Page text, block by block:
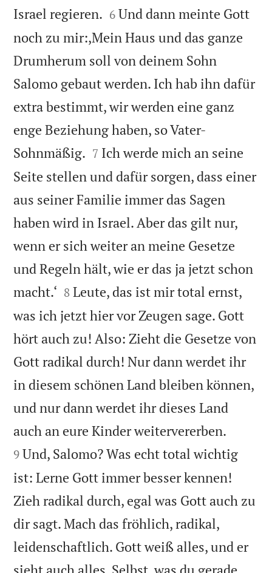
Israel regieren. 

6 Und dann meinte Gott
noch zu mir:,Mein Haus und das ganze
Drumherum soll von deinem Sohn
Salomo gebaut werden. Ich hab ihn dafür
extra bestimmt, wir werden eine ganz
enge Beziehung haben, so Vater-
Sohnmäßig. 

7 Ich werde mich an seine
Seite stellen und dafür sorgen, dass einer
aus seiner Familie immer das Sagen
haben wird in Israel. Aber das gilt nur,
wenn er sich weiter an meine Gesetze
und Regeln hält, wie er das ja jetzt schon
macht.‘ 

8 Leute, das ist mir total ernst,
was ich jetzt hier vor Zeugen sage. Gott
hört auch zu! Also: Zieht die Gesetze von
Gott radikal durch! Nur dann werdet ihr
in diesem schönen Land bleiben können,
und nur dann werdet ihr dieses Land
auch an eure Kinder weitervererben.
9 Und, Salomo? Was echt total wichtig
ist: Lerne Gott immer besser kennen!
Zieh radikal durch, egal was Gott auch zu
dir sagt. Mach das fröhlich, radikal,
leidenschaftlich. Gott weiß alles, und er